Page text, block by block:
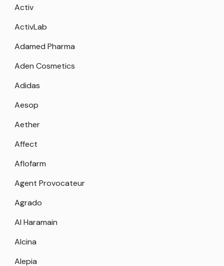
Activ
ActivLab
Adamed Pharma
Aden Cosmetics
Adidas
Aesop
Aether
Affect
Aflofarm
Agent Provocateur
Agrado
Al Haramain
Alcina
Alepia